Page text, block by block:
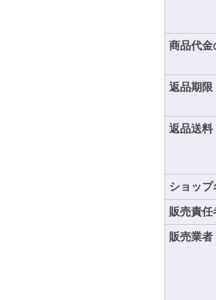
商品代金
返品期限
返品送料
ショップ
販売責任
販売業者